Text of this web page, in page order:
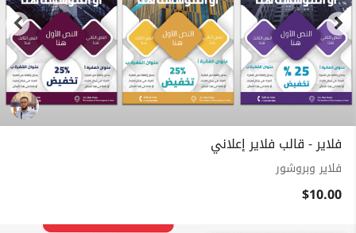
فلاير - قالب فلاير إعلاني
فلاير وبروشور
$10.00